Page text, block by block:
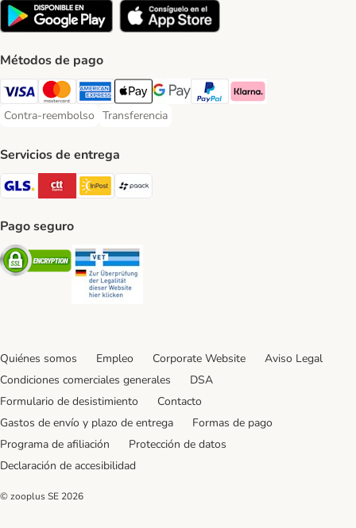
Métodos de pago
Visa Payment Method
Mastercard Payment Method
American Express Payment Method
Apple Pay Payment Method
Google Pay Payment Method
PayPal Payment Method
Klarna Payment Method
Contra-reembolso
Contra-reembolso Payment Method
Transferencia
Transferencia Payment Method
Servicios de entrega
GLS Shipping Method
CTTExpress Shipping Method
InPost Shipping Method
paack Shipping Method
Pago seguro
Security
Quiénes somos Empleo Corporate Website
Aviso Legal
Condiciones comerciales generales
DSA
Formulario de desistimiento
Contacto
Gastos de envío y plazo de entrega
Formas de pago
Programa de afiliación
Protección de datos
Declaración de accesibilidad
© zooplus SE 2026